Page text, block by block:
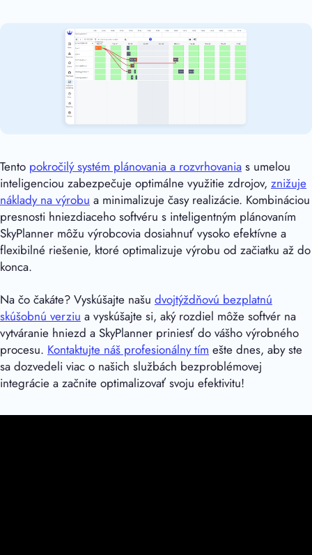
Tento pokročilý systém plánovania a rozvrhovania s umelou
inteligenciou zabezpečuje optimálne využitie zdrojov, znižuje
náklady na výrobu a minimalizuje časy realizácie. Kombináciou
presnosti hniezdiaceho softvéru s inteligentným plánovaním
SkyPlanner môžu výrobcovia dosiahnuť vysoko efektívne a
flexibilné riešenie, ktoré optimalizuje výrobu od začiatku až do
konca.
Na čo čakáte? Vyskúšajte našu dvojtýždňovú bezplatnú
skúšobnú verziu a vyskúšajte si, aký rozdiel môže softvér na
vytváranie hniezd a SkyPlanner priniesť do vášho výrobného
procesu. Kontaktujte náš profesionálny tím ešte dnes, aby ste
sa dozvedeli viac o našich službách bezproblémovej
integrácie a začnite optimalizovať svoju efektivitu!